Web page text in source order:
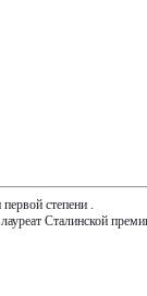
степени .
Сталинской